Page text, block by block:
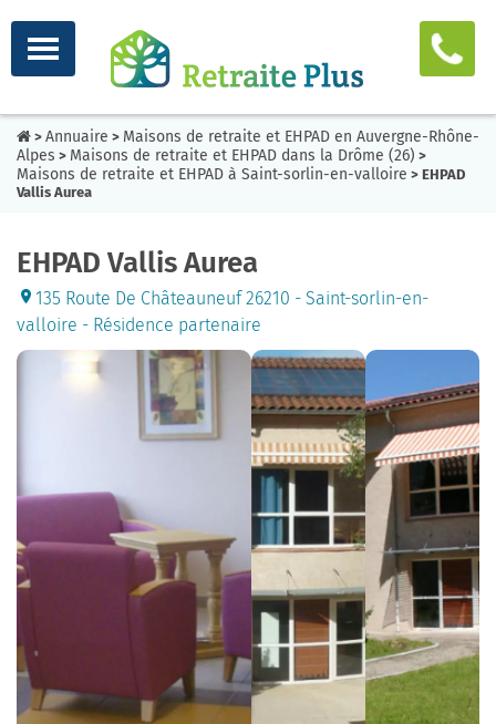
> Annuaire > Maisons de retraite et EHPAD en Auvergne-Rhône-
Alpes > Maisons de retraite et EHPAD dans la Drôme (26) >
Maisons de retraite et EHPAD à Saint-sorlin-en-valloire > EHPAD
Vallis Aurea
EHPAD Vallis Aurea
135 Route De Châteauneuf 26210 - Saint-sorlin-en-
valloire - Résidence partenaire